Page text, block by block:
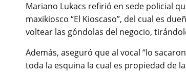
Mariano Lukacs refirió en sede policial
maxikiosco “El Kioscaso”, del cual es
voltear las góndolas del negocio,
Además, aseguró que al vocal “lo
toda la esquina la cual es propiedad de